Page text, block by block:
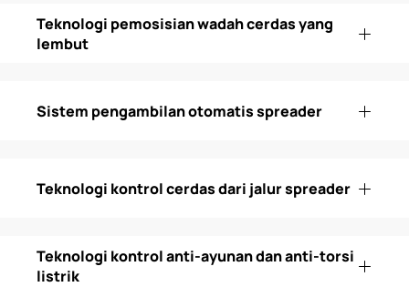
Teknologi pemosisian wadah cerdas yang
lembut
Sistem pengambilan otomatis spreader
Teknologi kontrol cerdas dari jalur spreader
Teknologi kontrol anti-ayunan dan anti-torsi
listrik